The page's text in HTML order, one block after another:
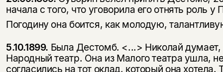
начала с того, что уговорила его отнять роль
Погодину она боится, как молодую,
5.10.1899. Была Дестомб. <...> Николай думает,
Народный театр. Она из Малого театра ушла,
согласились на тот оклад, который она